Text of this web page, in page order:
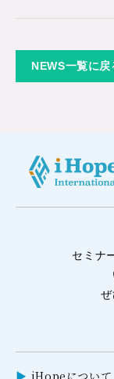
NEWS一覧に戻
セミナ
ぜ
iHopeについて